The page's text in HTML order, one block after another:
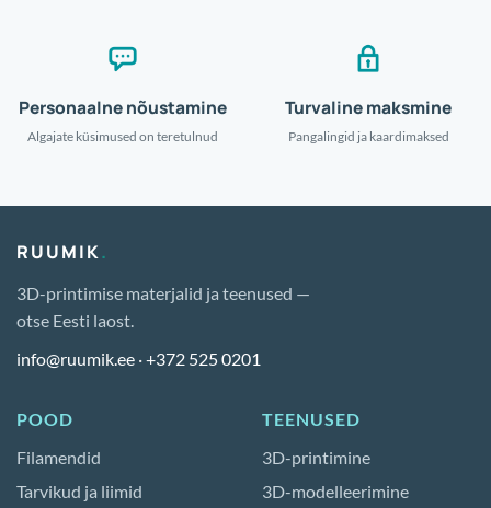
Personaalne nõustamine
Algajate küsimused on teretulnud
Turvaline maksmine
Pangalingid ja kaardimaksed
RUUMIK.
3D-printimise materjalid ja teenused —
otse Eesti laost.
info@ruumik.ee ·+372 525 0201
POOD
Filamendid
Tarvikud ja liimid
TEENUSED
3D-printimine
3D-modelleerimine